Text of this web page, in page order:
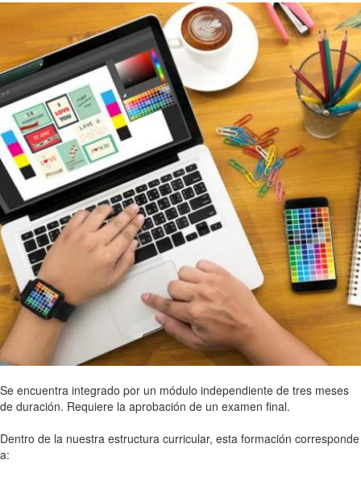
Se encuentra integrado por un módulo independiente de tres meses
de duración. Requiere la aprobación de un examen final.
Dentro de la nuestra estructura curricular, esta formación corresponde
a: